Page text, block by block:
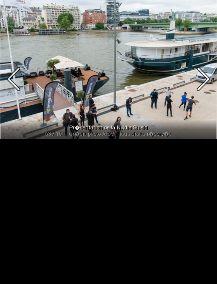
Pr�sentation de la Nvidia Shield
63 / 101 - Cr�dit photo AFJV - Tous droits r�serv�s